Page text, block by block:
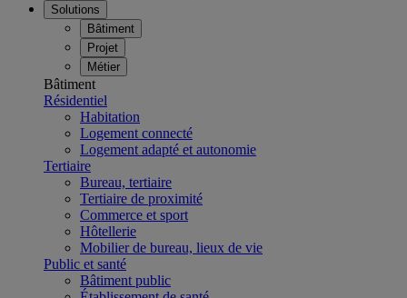
Solutions
Bâtiment
Projet
Métier
Bâtiment
Résidentiel
Habitation
Logement connecté
Logement adapté et autonomie
Tertiaire
Bureau, tertiaire
Tertiaire de proximité
Commerce et sport
Hôtellerie
Mobilier de bureau, lieux de vie
Public et santé
Bâtiment public